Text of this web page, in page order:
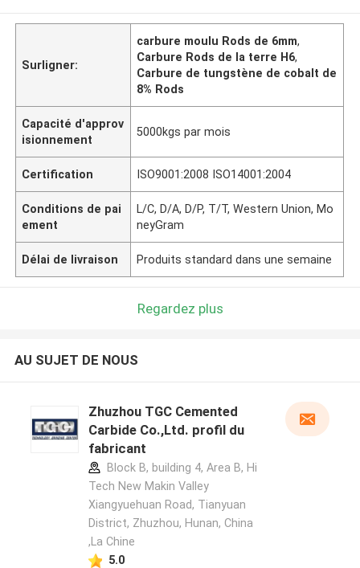
Surligner:
carbure moulu Rods de 6mm,
Carbure Rods de la terre H6,
Carbure de tungstène de cobalt de
8% Rods
Capacité d'approv
isionnement
5000kgs par mois
Certification ISO9001:2008 ISO14001:2004
Conditions de pai
ement
L/C, D/A, D/P, T/T, Western Union, Mo
neyGram
Délai de livraison Produits standard dans une semaine
Regardez plus
AU SUJET DE NOUS
Zhuzhou TGC Cemented
Carbide Co.,Ltd. profil du
fabricant
Block B, building 4, Area B, Hi
Tech New Makin Valley
Xiangyuehuan Road, Tianyuan
District, Zhuzhou, Hunan, China
,La Chine
5.0